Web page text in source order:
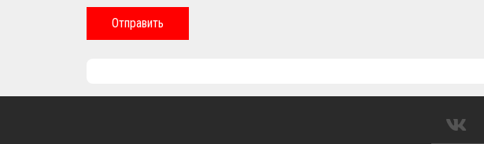
Отправить